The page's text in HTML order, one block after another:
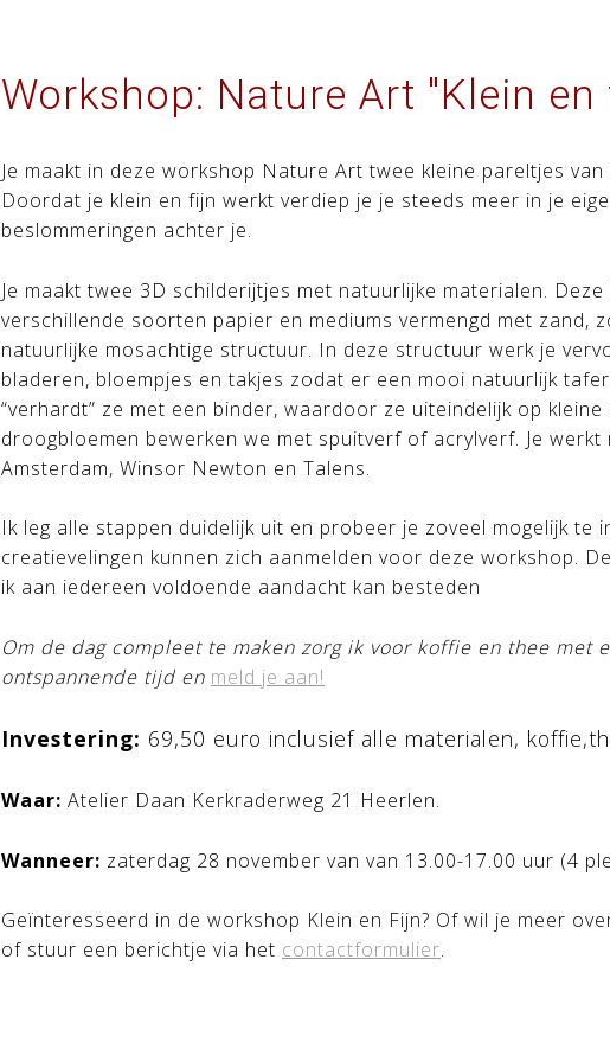
Workshop: Nature Art "Klein en
Je maakt in deze workshop Nature Art twee kleine pareltjes
Doordat je klein en fijn werkt verdiep je je steeds meer in je
beslommeringen achter je.
Je maakt twee 3D schilderijtjes met natuurlijke materialen.
verschillende soorten papier en mediums vermengd met
natuurlijke mosachtige structuur. In deze structuur werk je
bladeren, bloempjes en takjes zodat er een mooi natuurlijk
“verhardt” ze met een binder, waardoor ze uiteindelijk op
droogbloemen bewerken we met spuitverf of acrylverf. Je
Amsterdam, Winsor Newton en Talens.
Ik leg alle stappen duidelijk uit en probeer je zoveel mogelijk te
creatievelingen kunnen zich aanmelden voor deze workshop.
ik aan iedereen voldoende aandacht kan besteden
Om de dag compleet te maken zorg ik voor koffie en thee met
ontspannende tijd en meld je aan!
Investering: 69,50 euro inclusief alle materialen,
Waar: Atelier Daan Kerkraderweg 21 Heerlen.
Wanneer: zaterdag 28 november van van 13.00-17.00 uur (4
Geïnteresseerd in de workshop Klein en Fijn? Of wil je meer
of stuur een berichtje via het contactformulier.